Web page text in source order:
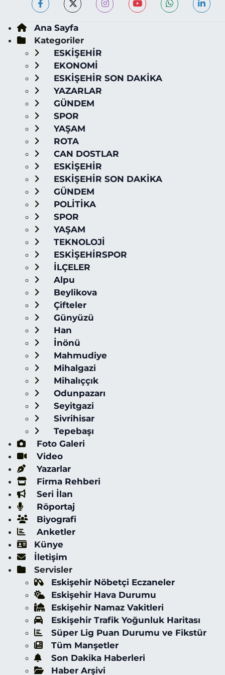
Ana Sayfa
Kategoriler
ESKİŞEHİR
EKONOMİ
ESKİŞEHİR SON DAKİKA
YAZARLAR
GÜNDEM
SPOR
YAŞAM
ROTA
CAN DOSTLAR
ESKİŞEHİR
ESKİŞEHİR SON DAKİKA
GÜNDEM
POLİTİKA
SPOR
YAŞAM
TEKNOLOJİ
ESKİŞEHİRSPOR
İLÇELER
Alpu
Beylikova
Çifteler
Günyüzü
Han
İnönü
Mahmudiye
Mihalgazi
Mihalıççık
Odunpazarı
Seyitgazi
Sivrihisar
Tepebaşı
Foto Galeri
Video
Yazarlar
Firma Rehberi
Seri İlan
Röportaj
Biyografi
Anketler
Künye
İletişim
Servisler
Eskişehir Nöbetçi Eczaneler
Eskişehir Hava Durumu
Eskişehir Namaz Vakitleri
Eskişehir Trafik Yoğunluk Haritası
Süper Lig Puan Durumu ve Fikstür
Tüm Manşetler
Son Dakika Haberleri
Haber Arşivi